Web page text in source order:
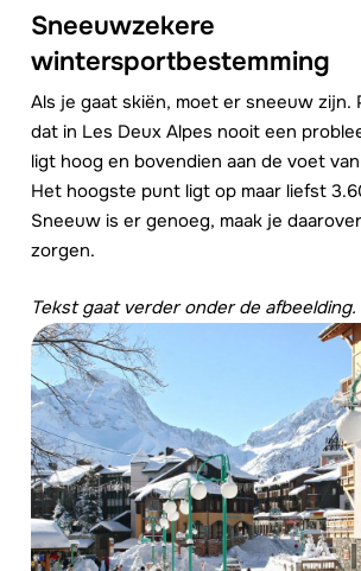
Sneeuwzekere
wintersportbestemming
Als je gaat skiën, moet er sneeuw zijn.
dat in Les Deux Alpes nooit een
ligt hoog en bovendien aan de voet van
Het hoogste punt ligt op maar liefst
Sneeuw is er genoeg, maak je
zorgen.
Tekst gaat verder onder de afbeelding.